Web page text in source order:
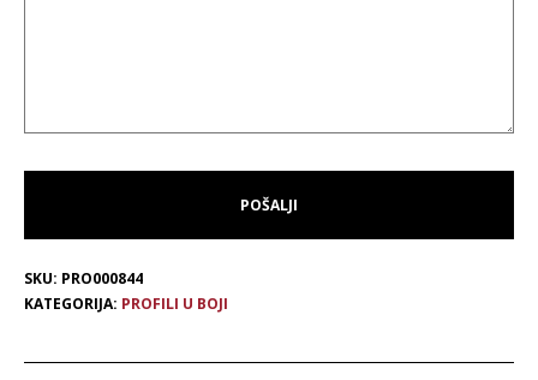
SKU: PRO000844
KATEGORIJA: PROFILI U BOJI